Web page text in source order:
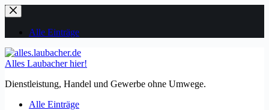
Zum
Inhalt
springenAlle Einträge
Alles Laubacher hier!
Dienstleistung, Handel und Gewerbe ohne Umwege.
Alle Einträge